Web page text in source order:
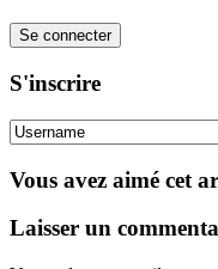
S'inscrire
Vous avez aimé cet
Laisser un